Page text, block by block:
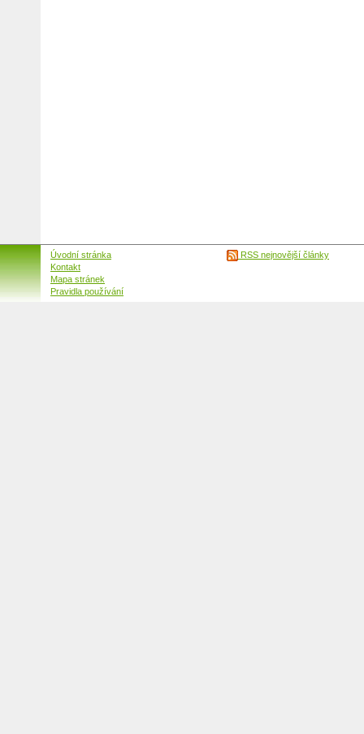
Úvodní stránka
Kontakt
Mapa stránek
Pravidla používání
RSS nejnovější články